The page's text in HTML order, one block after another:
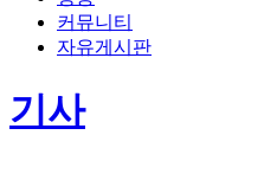
커뮤니티
자유게시판
기사